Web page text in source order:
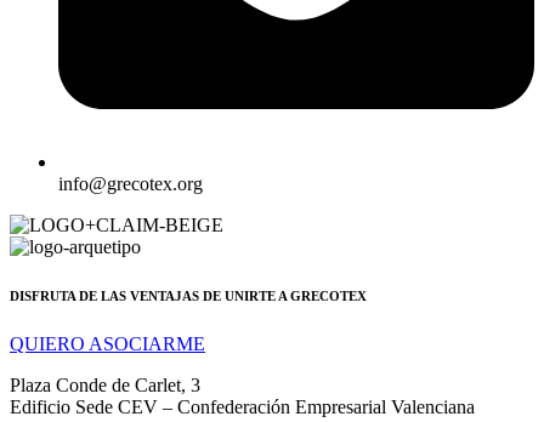
info@grecotex.org
DISFRUTA DE LAS VENTAJAS DE UNIRTE A GRECOTEX
QUIERO ASOCIARME
Plaza Conde de Carlet, 3
Edificio Sede CEV – Confederación Empresarial Valenciana